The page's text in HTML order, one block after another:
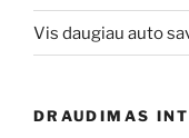
Vis daugiau auto
DRAUDIMAS